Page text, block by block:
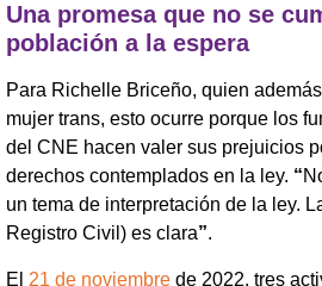
Una promesa que no se
población a la espera
Para Richelle Briceño, quien
mujer trans, esto ocurre porque los
del CNE hacen valer sus prejuicios
derechos contemplados en la ley. “
un tema de interpretación de la ley.
Registro Civil) es clara”.
El 21 de noviembre de 2022, tres